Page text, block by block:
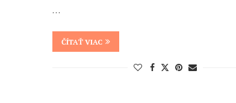
…
ČÍTAŤ VIAC